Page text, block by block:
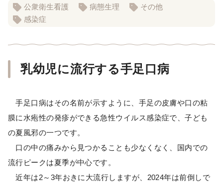
公衆衛生看護 病態生理
その他
感染症
乳幼児に流行する手足口病
手足口病はその名前が示すように、手足の皮膚や口の粘
膜に水疱性の発疹ができる急性ウイルス感染症で、子ども
の夏風邪の一つです。
口の中の痛みから見つかることも少なくなく、国内での
流行ピークは夏季が中心です。
近年は2～3年おきに大流行しますが、2024年は前倒しで